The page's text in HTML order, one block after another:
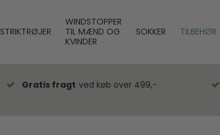
STRIKTRØJER
WINDSTOPPER
TIL MÆND OG
KVINDER
SOKKER TILBEHØR
Gratis fragt ved køb over 499,-